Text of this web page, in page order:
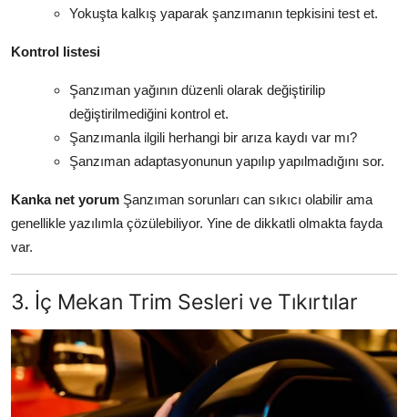
Yokuşta kalkış yaparak şanzımanın tepkisini test et.
Kontrol listesi
Şanzıman yağının düzenli olarak değiştirilip
değiştirilmediğini kontrol et.
Şanzımanla ilgili herhangi bir arıza kaydı var mı?
Şanzıman adaptasyonunun yapılıp yapılmadığını sor.
Kanka net yorum Şanzıman sorunları can sıkıcı olabilir ama
genellikle yazılımla çözülebiliyor. Yine de dikkatli olmakta fayda
var.
3. İç Mekan Trim Sesleri ve Tıkırtılar